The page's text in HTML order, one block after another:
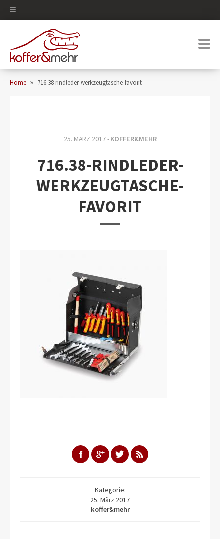
Home » 716.38-rindleder-werkzeugtasche-favorit
25. MÄRZ 2017 - KOFFER&MEHR
716.38-RINDLEDER-
WERKZEUGTASCHE-
FAVORIT
Kategorie:
25. März 2017
koffer&mehr